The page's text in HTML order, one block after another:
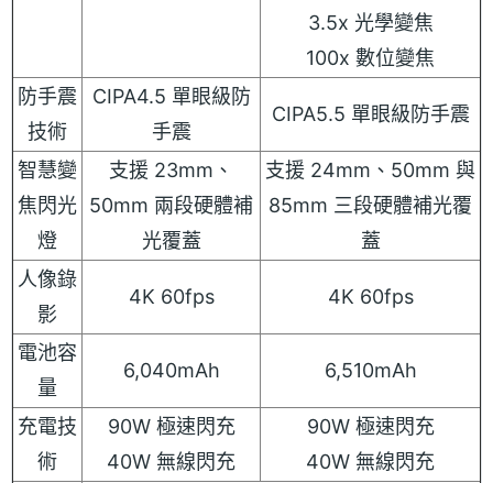
3.5x 光學變焦
100x 數位變焦
防手震
技術
CIPA4.5 單眼級防
手震
CIPA5.5 單眼級防手震
智慧變
焦閃光
燈
支援 23mm、
50mm 兩段硬體補
光覆蓋
支援 24mm、50mm 與
85mm 三段硬體補光覆
蓋
人像錄
影
4K 60fps 4K 60fps
電池容
量
6,040mAh 6,510mAh
充電技
術
90W 極速閃充
40W 無線閃充
90W 極速閃充
40W 無線閃充